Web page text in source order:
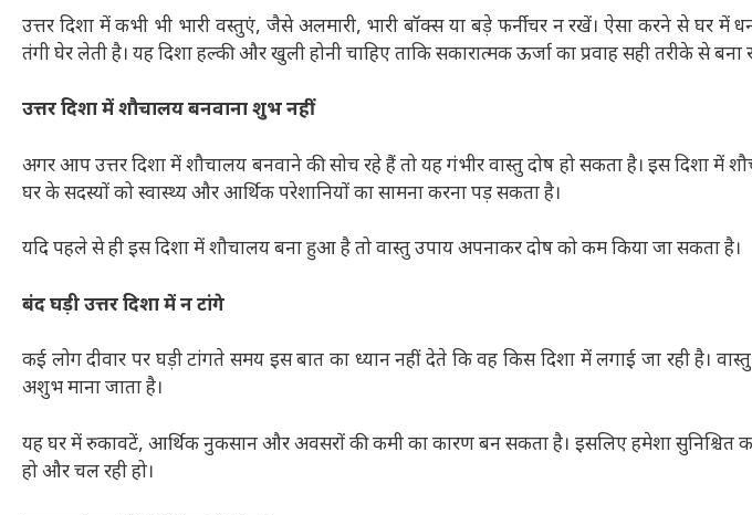
उत्तर दिशा में कभी भी भारी वस्तुएं, जैसे अलमारी, भारी बॉक्स या बड़े फर्नीचर न रखें। ऐसा करने से घर में
तंगी घेर लेती है। यह दिशा हल्की और खुली होनी चाहिए ताकि सकारात्मक ऊर्जा का प्रवाह सही तरीके से बना
उत्तर दिशा में शौचालय बनवाना शुभ नहीं
अगर आप उत्तर दिशा में शौचालय बनवाने की सोच रहे हैं तो यह गंभीर वास्तु दोष हो सकता है। इस दिशा में
घर के सदस्यों को स्वास्थ्य और आर्थिक परेशानियों का सामना करना पड़ सकता है।
यदि पहले से ही इस दिशा में शौचालय बना हुआ है तो वास्तु उपाय अपनाकर दोष को कम किया जा सकता है।
बंद घड़ी उत्तर दिशा में न टांगे
कई लोग दीवार पर घड़ी टांगते समय इस बात का ध्यान नहीं देते कि वह किस दिशा में लगाई जा रही है।
अशुभ माना जाता है।
यह घर में रुकावटें, आर्थिक नुकसान और अवसरों की कमी का कारण बन सकता है। इसलिए हमेशा सुनिश्चित
हो और चल रही हो।